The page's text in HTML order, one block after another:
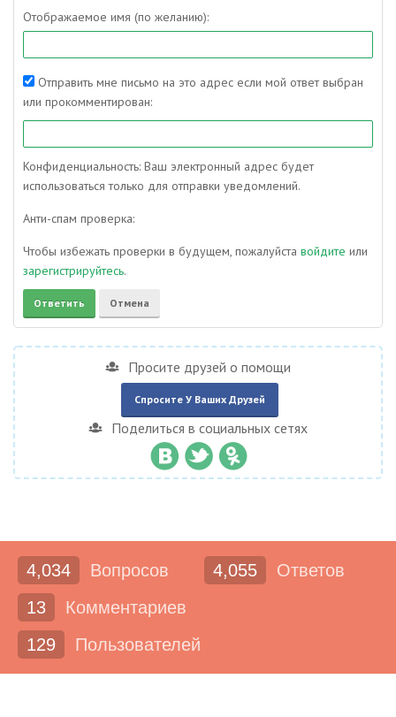
Отображаемое имя (по желанию):
Отправить мне письмо на это адрес если мой ответ выбран
или прокомментирован:
Конфиденциальность: Ваш электронный адрес будет
использоваться только для отправки уведомлений.
Анти-спам проверка:
Чтобы избежать проверки в будущем, пожалуйста войдите или
зарегистрируйтесь.
Просите друзей о помощи
Спросите У Ваших Друзей
Поделиться в социальных сетях
4,034 Вопросов 4,055
Ответов
13
Комментариев
129
Пользователей